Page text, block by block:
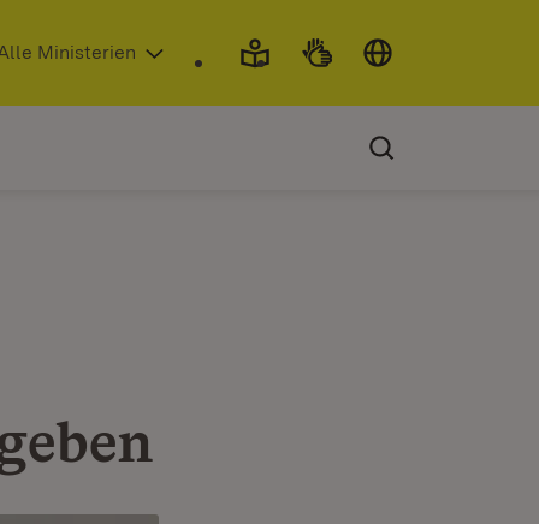
neuem Fenster)
Ministerien